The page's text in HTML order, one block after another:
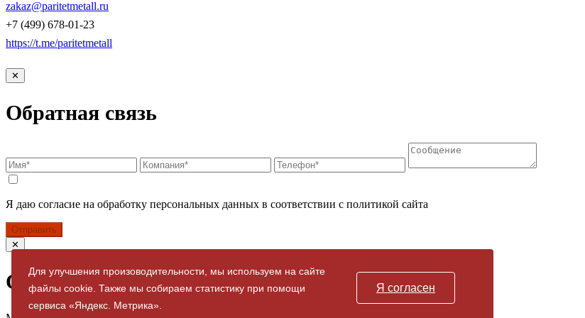
zakaz@paritetmetall.ru
+7 (499) 678-01-23
https://t.me/paritetmetall
Для улучшения произоводительности, мы используем на сайте
файлы cookie. Также мы собираем статистику при помощи
сервиса «Яндекс. Метрика».
Я согласен
✕
Обратная связь
Я даю согласие на обработку персональных данных в соответствии с политикой сайта
Отправить
✕
Спасибо за заявку